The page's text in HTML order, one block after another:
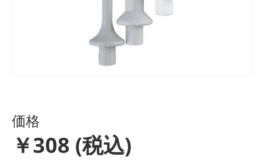
価格
￥308 (税込)